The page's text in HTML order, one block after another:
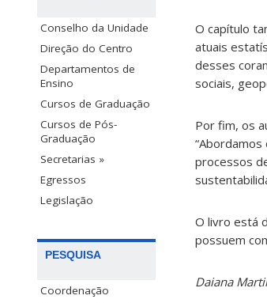
Conselho da Unidade
Direção do Centro
Departamentos de
Ensino
Cursos de Graduação
Cursos de Pós-
Graduação
Secretarias »
Egressos
Legislação
PESQUISA
Coordenação
O capítulo
atuais
desses
sociais,
Por fim, os
processos
O livro está
possuem
Daiana